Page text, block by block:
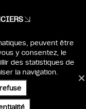
:BEN & JO
peuvent être
y consentez, le
des statistiques de
la navigation.